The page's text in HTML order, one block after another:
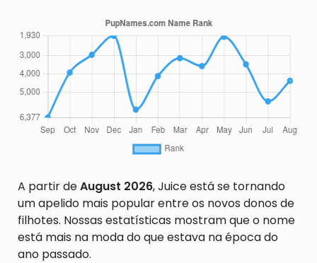
A partir deAugust 2026, Juice está se tornando
um apelido mais popular entre os novos donos de
filhotes. Nossas estatísticas mostram que o nome
está mais na moda do que estava na época do
ano passado.